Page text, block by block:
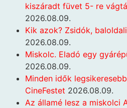
kiszáradt füvet 5- re
2026.08.09.
Kik azok? Zsidók,
2026.08.09.
Miskolc. Eladó egy
2026.08.09.
Minden idők
CineFestet 2026.08.09.
Az államé lesz a miskolci